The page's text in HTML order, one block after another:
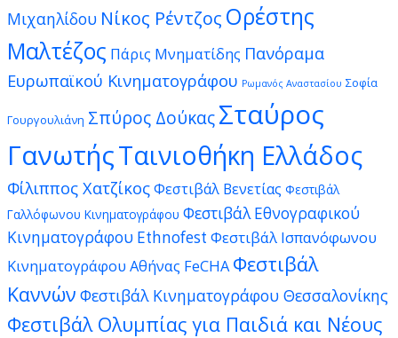
Μιχαηλίδου Νίκος Ρέντζος Ορέστης
Μαλτέζος Πάρις Μνηματίδης Πανόραμα
Ευρωπαϊκού Κινηματογράφου Ρωμανός Αναστασίου Σοφία
Γουργουλιάνη Σπύρος ΔούκαςΣταύρος
ΓανωτήςΤαινιοθήκη Ελλάδος
Φίλιππος ΧατζίκοςΦεστιβάλ Βενετίας Φεστιβάλ
Γαλλόφωνου Κινηματογράφου Φεστιβάλ Εθνογραφικού
Κινηματογράφου Ethnofest Φεστιβάλ Ισπανόφωνου
Κινηματογράφου Αθήνας FeCHA Φεστιβάλ
Καννών Φεστιβάλ Κινηματογράφου Θεσσαλονίκης
Φεστιβάλ Ολυμπίας για Παιδιά και Νέους